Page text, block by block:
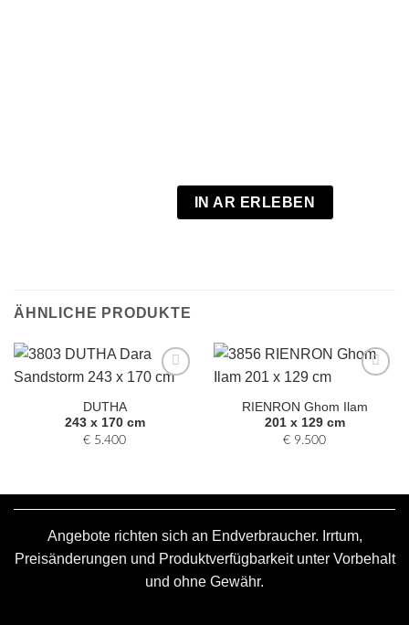
IN AR ERLEBEN
ÄHNLICHE PRODUKTE
DUTHA
243 x 170 cm
€ 5.400
Auswahl
hinzufügen
RIENRON Ghom Ilam
201 x 129 cm
€ 9.500
Angebote richten sich an Endverbraucher. Irrtum,
Preisänderungen und Produktverfügbarkeit unter Vorbehalt
und ohne Gewähr.